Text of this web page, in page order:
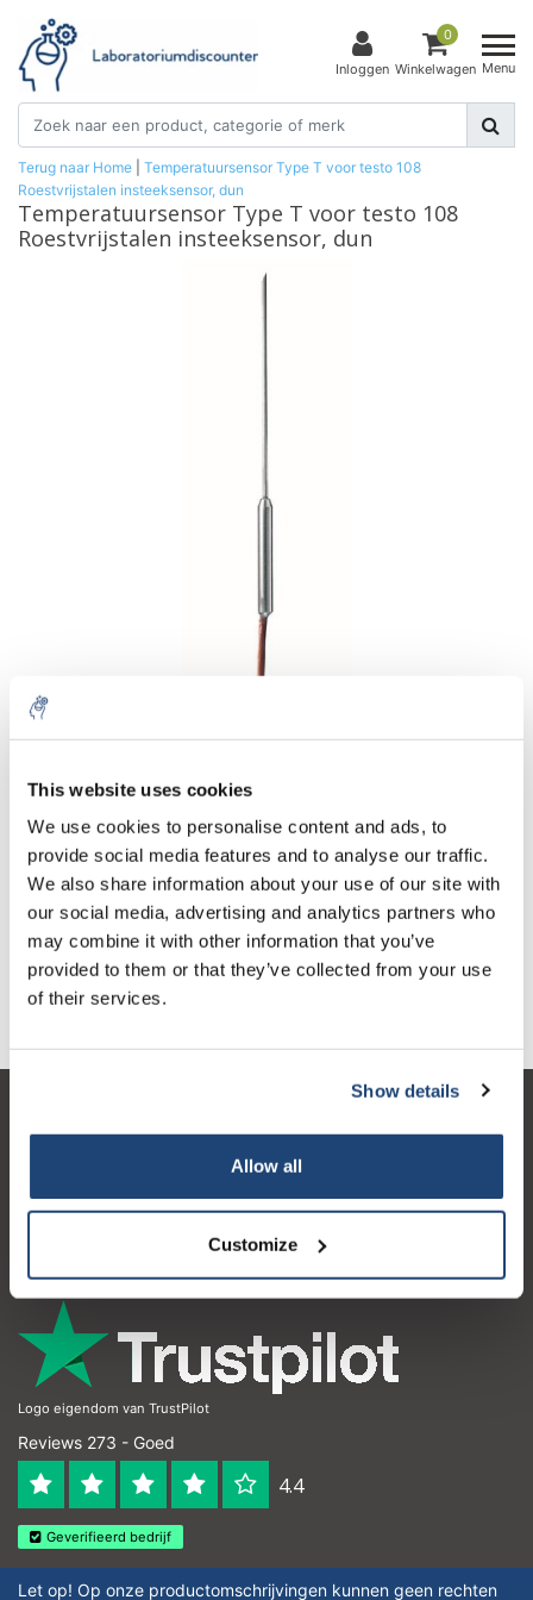
This website uses cookies
We use cookies to personalise content and ads, to
provide social media features and to analyse our traffic.
We also share information about your use of our site with
our social media, advertising and analytics partners who
may combine it with other information that you’ve
provided to them or that they’ve collected from your use
of their services.
Show details
Allow all
Customize
Inloggen
0
Winkelwagen Menu
Terug naar Home
Temperatuursensor Type T voor testo 108
Roestvrijstalen insteeksensor, dun
Temperatuursensor Type T voor testo 108
Roestvrijstalen insteeksensor, dun
Aantal Product
1 Stuk
€130,52
Excl. btw
€157,92
Incl. btw
Meer
Toevoegen aan winkelwagen
Informatie
Contactgegevens
Logo eigendom van TrustPilot
Reviews 273 - Goed
4.4
Geverifieerd bedrijf
Let op! Op onze productomschrijvingen kunnen geen rechten